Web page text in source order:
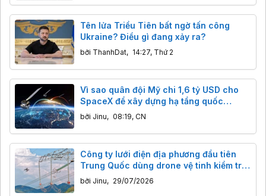
Tên lửa Triều Tiên bất ngờ tấn công
Ukraine? Điều gì đang xảy ra?
bởi ThanhDat, 14:27, Thứ 2
Vì sao quân đội Mỹ chi 1,6 tỷ USD cho
SpaceX để xây dựng hạ tầng quốc
phòng?
bởi Jinu, 08:19, CN
Công ty lưới điện địa phương đầu tiên
Trung Quốc dùng drone vệ tinh kiểm tra
đường dây điện vùng núi sâu, tiết kiệm
thời gian kỷ lục
bởi Jinu, 29/07/2026